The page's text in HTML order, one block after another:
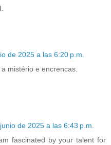
de 2025 a las 6:20 p.m.
mistério e encrencas.
de 2025 a las 6:43 p.m.
fascinated by your talent for